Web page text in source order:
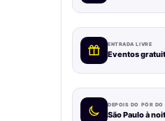
ENTRADA LIVRE
Eventos
DEPOIS DO PÔR DO
São Paulo à